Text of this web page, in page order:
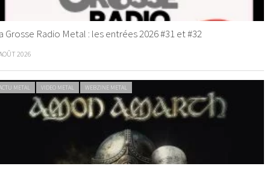
Grosse Radio Metal : les entrées 2026 #31 et #32
2026
METAL VIDEO METAL WEBZINE METAL